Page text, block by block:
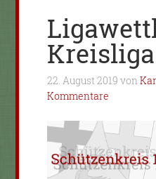
Kreisliga
22. August 2019 von
Kommentare